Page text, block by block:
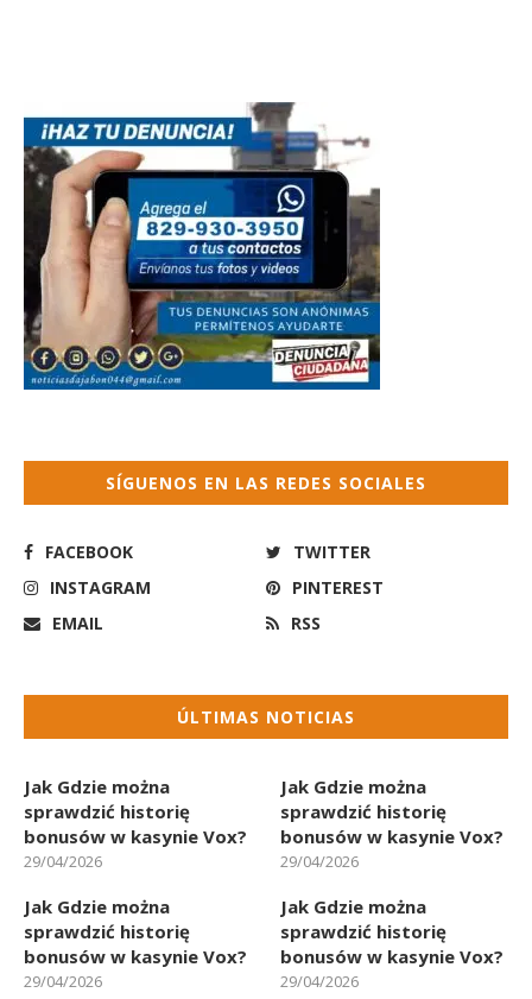
SÍGUENOS EN LAS REDES SOCIALES
FACEBOOK
TWITTER
INSTAGRAM
PINTEREST
EMAIL
RSS
ÚLTIMAS NOTICIAS
Jak Gdzie można
sprawdzić historię
bonusów w kasynie Vox?
29/04/2026
Jak Gdzie można
sprawdzić historię
bonusów w kasynie Vox?
29/04/2026
Jak Gdzie można
sprawdzić historię
bonusów w kasynie Vox?
29/04/2026
Jak Gdzie można
sprawdzić historię
bonusów w kasynie Vox?
29/04/2026